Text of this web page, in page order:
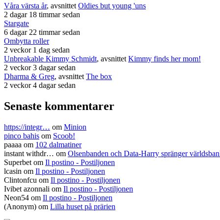
Våra värsta år, avsnittet Oldies but young 'uns
2 dagar 18 timmar sedan
Stargate
6 dagar 22 timmar sedan
Ombytta roller
2 veckor 1 dag sedan
Unbreakable Kimmy Schmidt, avsnittet Kimmy finds her mom!
2 veckor 3 dagar sedan
Dharma & Greg, avsnittet The box
2 veckor 4 dagar sedan
Senaste kommentarer
https://integr… om Minion
pinco bahis om Scoob!
paaaa om 102 dalmatiner
instant withdr… om Olsenbanden och Data-Harry spränger
Superbet om Il postino - Postiljonen
lcasin om Il postino - Postiljonen
Clintonfcu om Il postino - Postiljonen
Ivibet azonnali om Il postino - Postiljonen
Neon54 om Il postino - Postiljonen
(Anonym) om Lilla huset på prärien